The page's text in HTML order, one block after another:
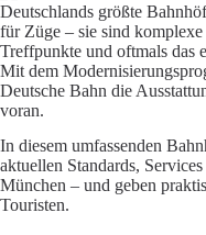
Deutschlands größte
für Züge – sie sind
Treffpunkte und oftmals das
Mit dem
Deutsche Bahn die
voran.
In diesem umfassenden
aktuellen Standards,
München – und geben
Touristen.